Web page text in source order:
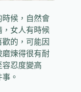
時候，自然會
，女人有時候
的，可能因
磨煉得很有耐
容忍度變高
。